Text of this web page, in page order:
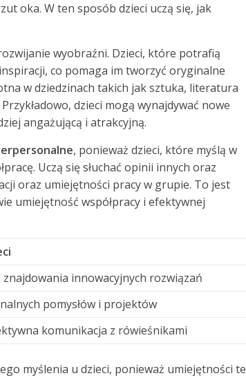
oka. W ten sposób dzieci uczą się, jak
wyobraźni. Dzieci, które potrafią
co pomaga im tworzyć oryginalne
w dziedzinach takich jak sztuka, literatura
dzieci mogą wynajdywać nowe
angażującą i atrakcyjną.
, ponieważ dzieci, które myślą w
Uczą się słuchać opinii innych oraz
oraz umiejętności pracy w grupie. To jest
umiejętność współpracy i efektywnej
znajdowania innowacyjnych rozwiązań
pomysłów i projektów
komunikacja z rówieśnikami
myślenia u dzieci, ponieważ umiejętności te